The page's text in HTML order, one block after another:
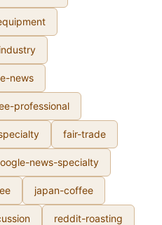
news
professional
fair-trade
news-specialty
japan-coffee
reddit-roasting